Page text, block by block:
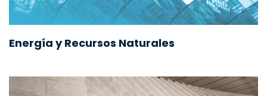
Energía y Recursos Naturales